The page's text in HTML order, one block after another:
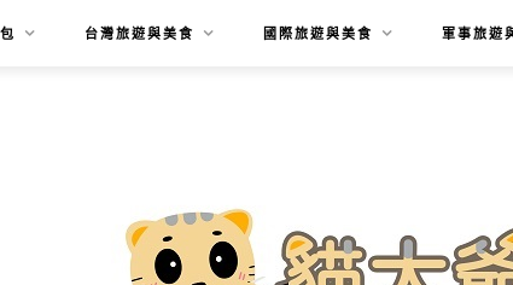
台灣旅遊與美食 國際旅遊與美食 軍事旅遊